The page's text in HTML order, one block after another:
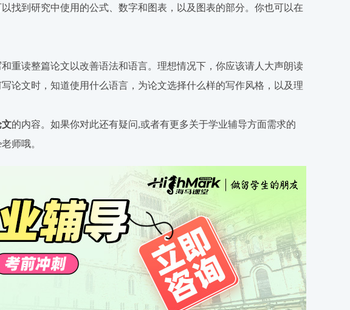
找到研究中使用的公式、数字和图表，以及图表的部分。你也可以在
重读整篇论文以改善语法和语言。理想情况下，你应该请人大声朗读
论文时，知道使用什么语言，为论文选择什么样的写作风格，以及理
文的内容。如果你对此还有疑问,或者有更多关于学业辅导方面需求的
师哦。